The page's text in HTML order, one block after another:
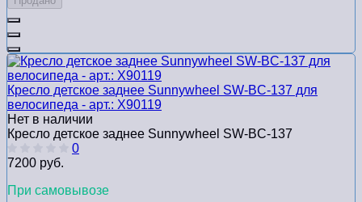
Кресло детское заднее Sunnywheel SW-BC-137 для
велосипедa - арт.: Х90119
Нет в наличии
Кресло детское заднее Sunnywheel SW-BC-137
0
7200 руб.
При самовывозе